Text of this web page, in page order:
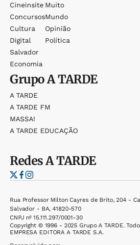
Cineinsite
Concursos
Cultura
Digital
Salvador
Economia
Muito
Mundo
Opinião
Política
GrupoA TARDE
A TARDE
A TARDE FM
MASSA!
A TARDE EDUCAÇÃO
RedesA TARDE
Rua Professor Milton Cayres de Brito, 204 -
Salvador - BA, 41820-570
CNPJ nº 15.111.297/0001-30
Copyright © 1996 - 2025 Grupo A TARDE.
EMPRESA EDITORA A TARDE S.A.